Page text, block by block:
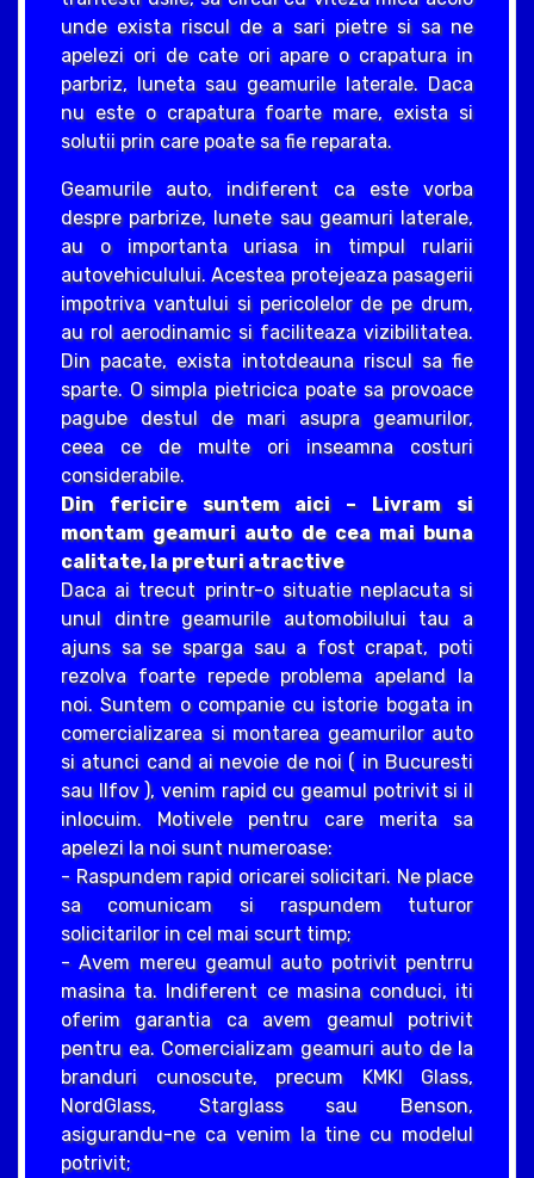
unde exista riscul de a sari pietre si sa ne
apelezi ori de cate ori apare o crapatura in
parbriz, luneta sau geamurile laterale. Daca
nu este o crapatura foarte mare, exista si
solutii prin care poate sa fie reparata.
Geamurile auto, indiferent ca este vorba
despre parbrize, lunete sau geamuri laterale,
au o importanta uriasa in timpul rularii
autovehiculului. Acestea protejeaza pasagerii
impotriva vantului si pericolelor de pe drum,
au rol aerodinamic si faciliteaza vizibilitatea.
Din pacate, exista intotdeauna riscul sa fie
sparte. O simpla pietricica poate sa provoace
pagube destul de mari asupra geamurilor,
ceea ce de multe ori inseamna costuri
considerabile.
Din fericire suntem aici – Livram si
montam geamuri auto de cea mai buna
calitate, la preturi atractive
Daca ai trecut printr-o situatie neplacuta si
unul dintre geamurile automobilului tau a
ajuns sa se sparga sau a fost crapat, poti
rezolva foarte repede problema apeland la
noi. Suntem o companie cu istorie bogata in
comercializarea si montarea geamurilor auto
si atunci cand ai nevoie de noi ( in Bucuresti
sau Ilfov ), venim rapid cu geamul potrivit si il
inlocuim. Motivele pentru care merita sa
apelezi la noi sunt numeroase:
- Raspundem rapid oricarei solicitari. Ne place
sa comunicam si raspundem tuturor
solicitarilor in cel mai scurt timp;
- Avem mereu geamul auto potrivit pentrru
masina ta. Indiferent ce masina conduci, iti
oferim garantia ca avem geamul potrivit
pentru ea. Comercializam geamuri auto de la
branduri cunoscute, precum KMKI Glass,
NordGlass, Starglass sau Benson,
asigurandu-ne ca venim la tine cu modelul
potrivit;